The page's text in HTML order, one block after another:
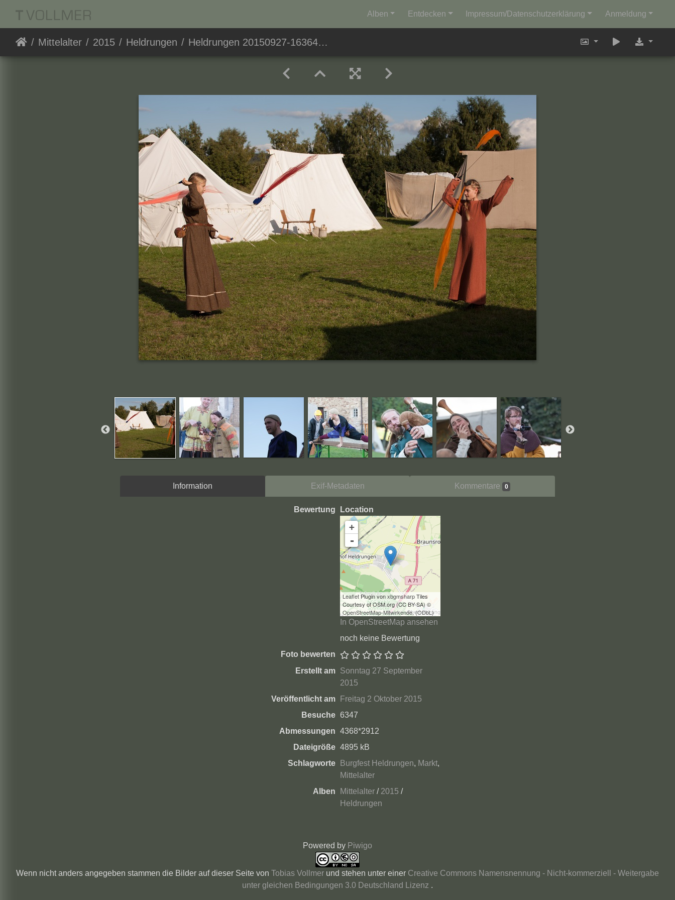
Alben Entdecken Impressum/Datenschutzerklärung Anmeldung
Mittelalter 2015 Heldrungen Heldrungen 20150927-163647 8529
Information Exif-Metadaten Kommentare 0
Bewertung Location
+
-
LeafletPlugin vonxbgmsharpTiles
Courtesy of OSM.org (CC BY-SA) ©
OpenStreetMap-Mitwirkende, (ODbL)
In OpenStreetMap ansehen
noch keine Bewertung
Foto bewerten
Erstellt am
Sonntag 27 September
2015
Veröffentlicht am
Freitag 2 Oktober 2015
Besuche 6347
Abmessungen
4368*2912
Dateigröße 4895 kB
Schlagworte
Burgfest Heldrungen, Markt,
Mittelalter
Alben
Mittelalter / 2015 /
Heldrungen
Powered by Piwigo
Wenn nicht anders angegeben stammen die Bilder auf dieser Seite von Tobias Vollmer und stehen unter einer Creative Commons Namensnennung - Nicht-kommerziell - Weitergabe
unter gleichen Bedingungen 3.0 Deutschland Lizenz .